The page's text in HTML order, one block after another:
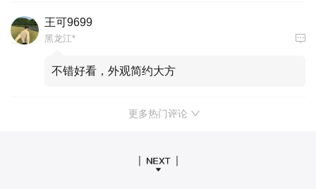
王可9699
黑龙江*
不错好看，外观简约大方
更多热门评论